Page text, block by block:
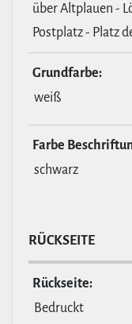
über Altplauen -
Postplatz - Platz
Grund­farbe:
weiß
Farbe
schwarz
RÜCKSEITE
Rückseite:
Bedruckt